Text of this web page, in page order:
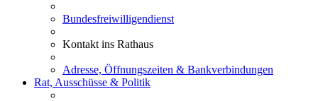
Bundesfreiwilligendienst
Kontakt ins Rathaus
Adresse, Öffnungszeiten & Bankverbindungen
Rat, Ausschüsse & Politik